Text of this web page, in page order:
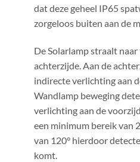
dat deze geheel IP65
zorgeloos buiten aan de
De Solarlamp straalt
achterzijde. Aan de
indirecte verlichting aan
Wandlamp beweging
verlichting aan de
een minimum bereik van
van 120° hierdoor
komt.